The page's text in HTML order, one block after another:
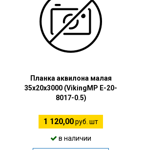
Планка аквилона малая
35х20х3000 (VikingMP E-20-
8017-0.5)
1 120,00руб. шт
в наличии